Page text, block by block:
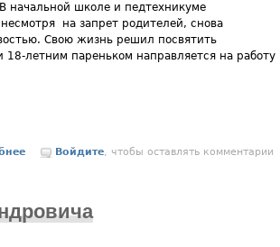
начальной школе и педтехникуме
на запрет родителей, снова
Свою жизнь решил посвятить
летним пареньком направляется на работу
о Лукин Аркадий Иванович
Войдите, чтобы оставлять комментарии